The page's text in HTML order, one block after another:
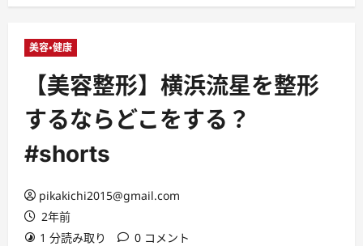
ュ
美容・健康
【美容整形】横浜流星を整形
するならどこをする？
#shorts
pikakichi2015@gmail.com
2年前
1 分読み取り
0 コメント